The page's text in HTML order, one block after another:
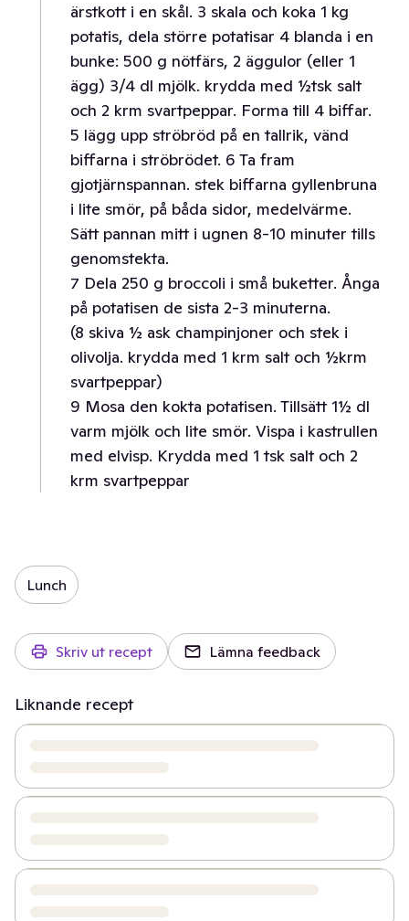
ärstkott i en skål. 3 skala och koka 1 kg
potatis, dela större potatisar 4 blanda i en
bunke: 500 g nötfärs, 2 äggulor (eller 1
ägg) 3/4 dl mjölk. krydda med ½tsk salt
och 2 krm svartpeppar. Forma till 4 biffar.
5 lägg upp ströbröd på en tallrik, vänd
biffarna i ströbrödet. 6 Ta fram
gjotjärnspannan. stek biffarna gyllenbruna
i lite smör, på båda sidor, medelvärme.
Sätt pannan mitt i ugnen 8-10 minuter tills
genomstekta.
7 Dela 250 g broccoli i små buketter. Ånga
på potatisen de sista 2-3 minuterna.
(8 skiva ½ ask champinjoner och stek i
olivolja. krydda med 1 krm salt och ½krm
svartpeppar)
9 Mosa den kokta potatisen. Tillsätt 1½ dl
varm mjölk och lite smör. Vispa i kastrullen
med elvisp. Krydda med 1 tsk salt och 2
krm svartpeppar
Lunch
Skriv ut recept Lämna feedback
Liknande recept